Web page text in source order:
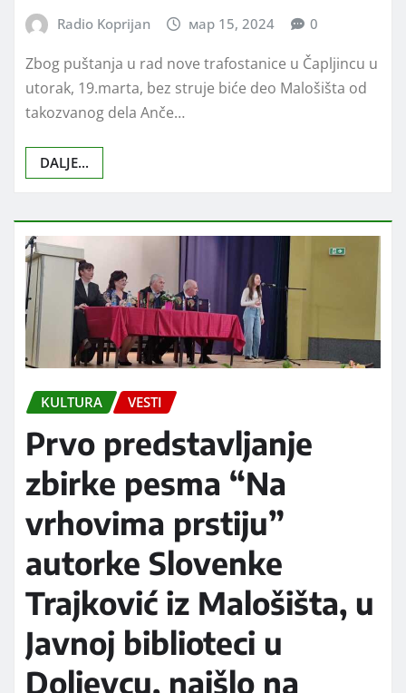
Radio Koprijan мар 15, 2024 0
Zbog puštanja u rad nove trafostanice u Čapljincu u
utorak, 19.marta, bez struje biće deo Malošišta od
takozvanog dela Anče…
DALJE...
KULTURA VESTI
Prvo predstavljanje
zbirke pesma “Na
vrhovima prstiju”
autorke Slovenke
Trajković iz Malošišta, u
Javnoj biblioteci u
Doljevcu, naišlo na